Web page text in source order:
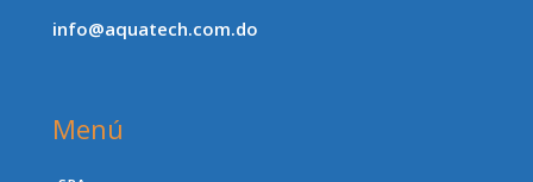
info@aquatech.com.do
Menú